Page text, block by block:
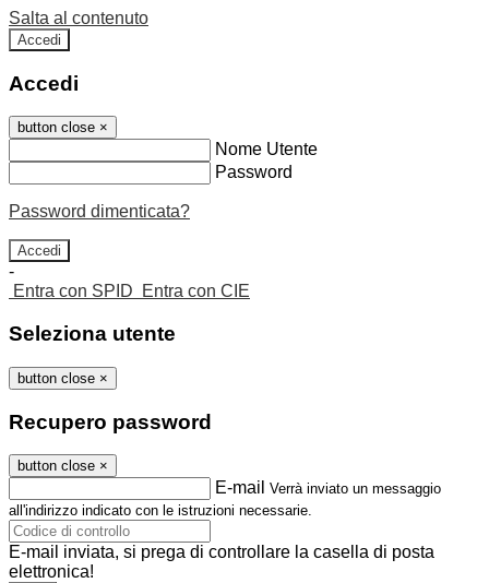
Salta al contenuto
Accedi
Accedi
button close ×
Nome Utente
Password
Password dimenticata?
-
Entra con SPID
Entra con CIE
Seleziona utente
button close ×
Recupero password
button close ×
E-mail Verrà inviato un messaggio
all'indirizzo indicato con le istruzioni necessarie.
E-mail inviata, si prega di controllare la casella di posta
elettronica!